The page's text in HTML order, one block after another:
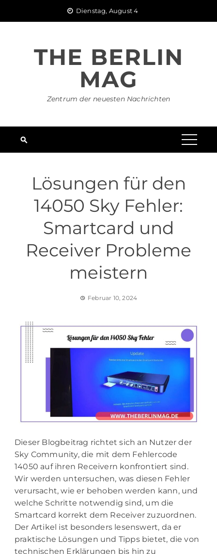
Dienstag, August 4
THE BERLIN
MAG
Zentrum der neuesten Nachrichten
Lösungen für den
14050 Sky Fehler:
Smartcard und
Receiver Probleme
meistern
Februar 10, 2024
Dieser Blogbeitrag richtet sich an Nutzer der
Sky Community, die mit dem Fehlercode
14050 auf ihren Receivern konfrontiert sind.
Wir werden untersuchen, was diesen Fehler
verursacht, wie er behoben werden kann, und
welche Schritte notwendig sind, um die
Smartcard korrekt dem Receiver zuzuordnen.
Der Artikel ist besonders lesenswert, da er
praktische Lösungen und Tipps bietet, die von
technischen Erklärungen bis hin zu